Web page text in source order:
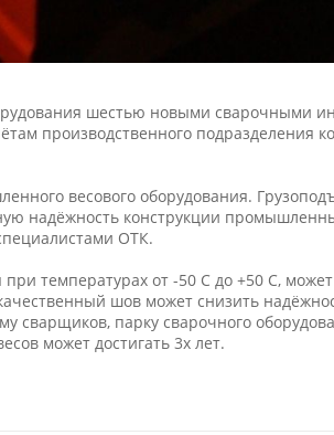
шестью новыми сварочными
производственного подразделения
весового оборудования.
надёжность конструкции
ОТК.
температурах от -50 С до +50 С,
шов может снизить
сварщиков, парку сварочного
может достигать 3х лет.